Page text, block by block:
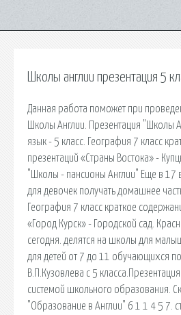
Школы англии презентация 5
Данная работа поможет при
Школы Англии. Презентация "Школы
язык - 5 класс. География 7 класс
презентаций «Страны Востока» -
"Школы - пансионы Англии" Еще в 17
для девочек получать домашнее
География 7 класс краткое
«Город Курск» - Городской сад.
сегодня. делятся на школы для
для детей от 7 до 11 обучающихся
В.П.Кузовлева с 5
системой школьного образования.
"Образование в Англии" 6 1 1 4 5 7.